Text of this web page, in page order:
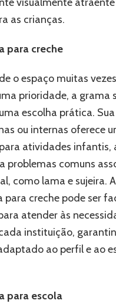
as crianças.
para creche
o espaço muitas
prioridade, a grama
escolha prática.
ou internas oferece
atividades infantis,
problemas comuns
como lama e sujeira.
para creche pode ser
atender às
instituição,
ao perfil e ao
para escola